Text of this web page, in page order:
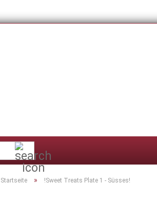
Startseite » !Sweet Treats Plate 1 - Süsses!